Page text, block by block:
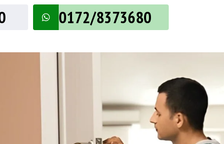
0172/8373680